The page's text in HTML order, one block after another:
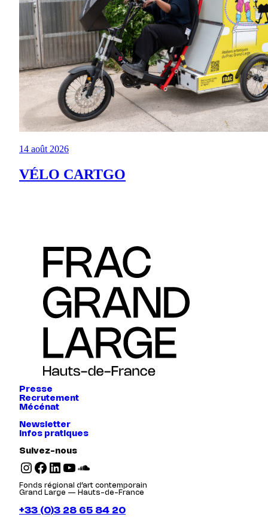
14 août 2026
VÉLO CARTGO
Presse
Recrutement
Mécénat
Newsletter
Infos pratiques
Suivez-nous
Instagram Facebook LinkedIn YouTube SoundCloud
Fonds régional d’art contemporain
Grand Large — Hauts-de-France
+33 (0)3 28 65 84 20